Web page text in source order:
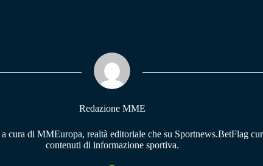
Redazione MME
cura di MMEuropa, realtà editoriale che su Sportnews.BetFlag
contenuti di informazione sportiva.